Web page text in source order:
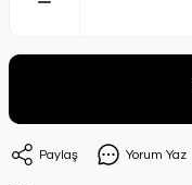
Paylaş Yorum Yaz